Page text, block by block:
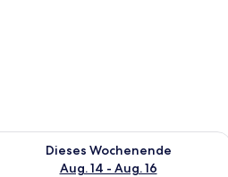
10 - Aug. 11.
Dieses Wochenende
Aug. 14 - Aug. 16
die Verfügbarkeit für